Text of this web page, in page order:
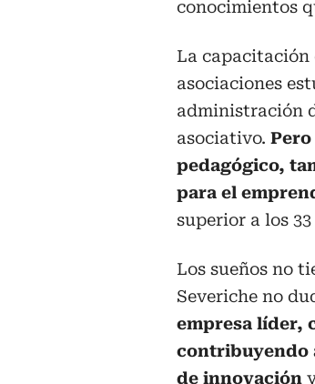
conocimientos
La capacitación
asociaciones
administración
asociativo.
pedagógico,
para el
superior a los
Los sueños no
Severiche no
empresa líder,
contribuyendo
de innovación